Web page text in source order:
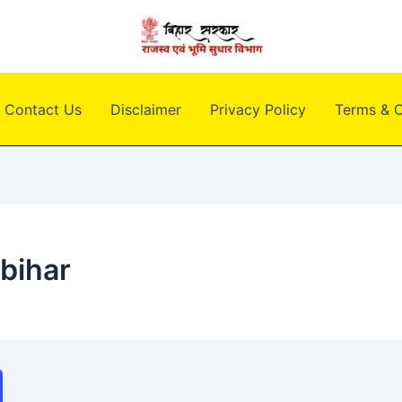
Contact Us Disclaimer Privacy Policy Terms &